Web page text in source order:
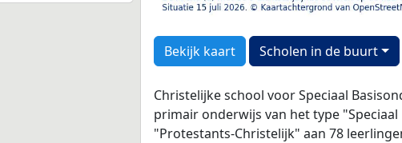
Bekijk kaart Scholen in de buurt
Christelijke school voor Speciaal
primair onderwijs van het type
"Protestants-Christelijk" aan 78